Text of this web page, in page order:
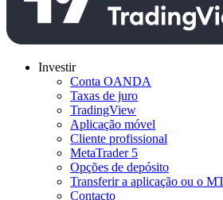
Investir
Conta OANDA
Taxas de juro
TradingView
Aplicação móvel
Cliente profissional
MetaTrader 5
Opções de depósito
Transferir a aplicação ou o
Contacto